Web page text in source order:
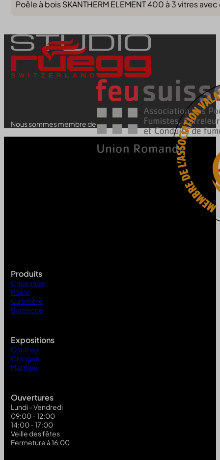
Poêle à bois SKANTHERM ELEMENT 400 à 3 vitres
Nous sommes membre de
Produits
Cheminée
Poêle
Cuisinière
Barbecue
Expositions
Conthey
Granges
Martigny
Ouvertures
Lundi - Vendredi
09:00 - 12:00
14:00 - 17:00
Veille des fêtes
Fermeture à 16:00